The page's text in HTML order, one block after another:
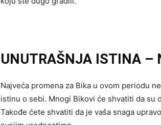
UNUTRAŠNJA ISTINA –
Najveća promena za Bika u ovom periodu
istinu o sebi. Mnogi Bikovi će shvatiti da su
Takođe ćete shvatiti da je vaša snaga